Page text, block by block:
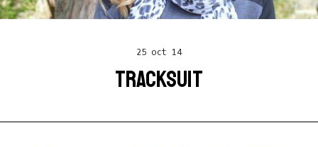
25 oct 14
TRACKSUIT